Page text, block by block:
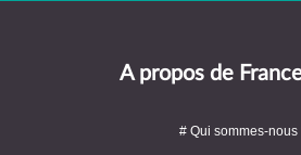
A propos de
# Qui sommes-nous